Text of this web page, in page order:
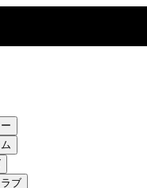
レルはこちら>>>
ブ